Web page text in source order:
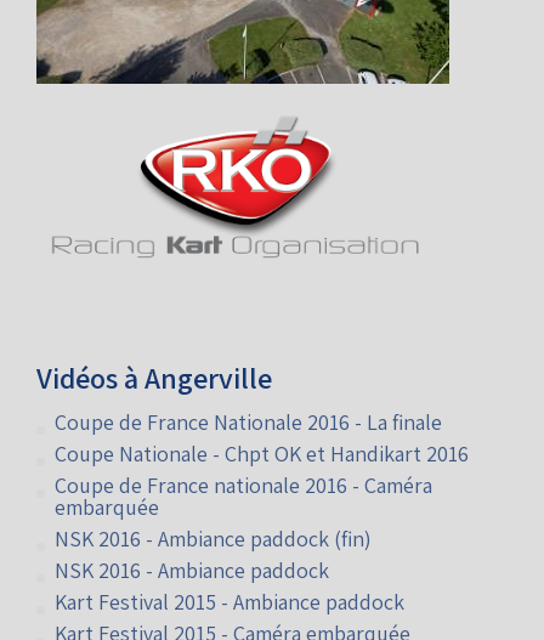
Vidéos à Angerville
Coupe de France Nationale 2016 - La finale
Coupe Nationale - Chpt OK et Handikart 2016
Coupe de France nationale 2016 - Caméra
embarquée
NSK 2016 - Ambiance paddock (fin)
NSK 2016 - Ambiance paddock
Kart Festival 2015 - Ambiance paddock
Kart Festival 2015 - Caméra embarquée